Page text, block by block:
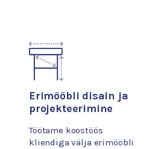
Erimööbli disain ja
projekteerimine
Töötame koostöös
kliendiga välja erimööbli